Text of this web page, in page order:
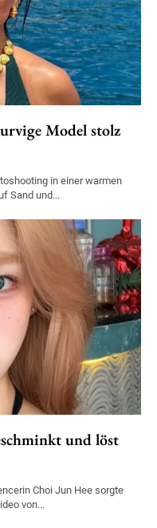
Model stolz
in einer warmen
Sand und...
und löst
Choi Jun Hee sorgte
von...